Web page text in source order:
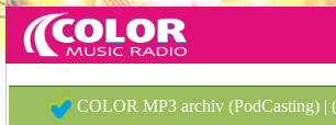
COLOR MP3 archiv (PodCasting) |